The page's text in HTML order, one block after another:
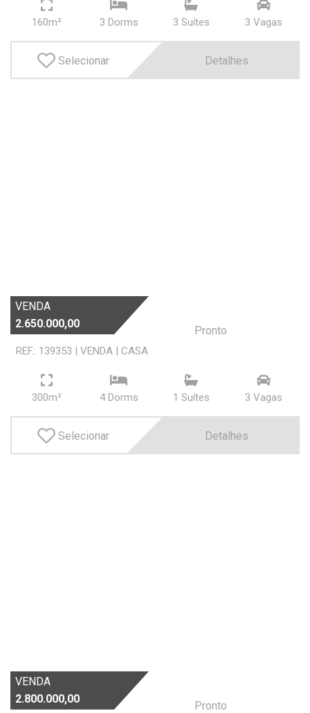
160m² 3 Dorms 3 Suí­tes 3 Vagas
Selecionar Detalhes
VENDA
2.650.000,00
Pronto
REF.: 139353 | VENDA | CASA
300m² 4 Dorms 1 Suí­tes 3 Vagas
Selecionar Detalhes
VENDA
2.800.000,00
Pronto